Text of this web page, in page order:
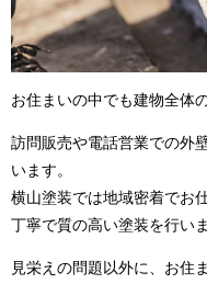
お住まいの中でも建物全体
訪問販売や電話営業での外
います。
横山塗装では地域密着でお
丁寧で質の高い塗装を行いま
見栄えの問題以外に、お住